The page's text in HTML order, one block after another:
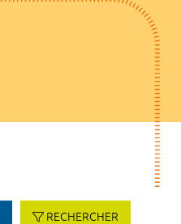
RECHERCHER